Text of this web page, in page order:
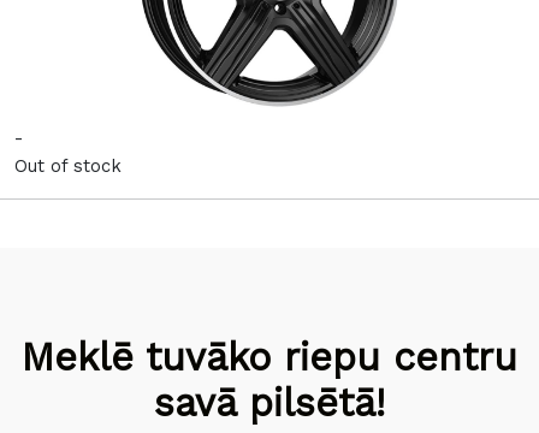
-
Out of stock
Meklē tuvāko riepu centru
savā pilsētā!